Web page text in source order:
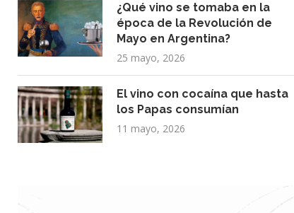
¿Qué vino se tomaba en la
época de la Revolución de
Mayo en Argentina?
25 mayo, 2026
El vino con cocaína que hasta
los Papas consumían
11 mayo, 2026